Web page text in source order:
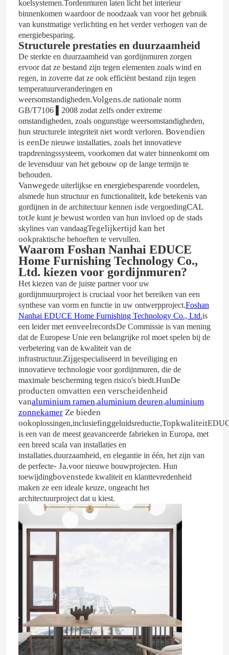
aluminiumdeur
aluminium venster
Zonnekamer van aluminium
gordijngevel
koelsystemen.Tordenmuren laten licht het interieur
binnenkomen waardoor de noodzaak van voor het gebruik
van kunstmatige verlichting en het verder verhogen van de
energiebesparing.
Structurele prestaties en duurzaamheid
De sterkte en duurzaamheid van gordijnmuren zorgen
ervoor dat ze bestand zijn tegen elementen zoals wind en
regen, in zoverre dat ze ook efficiënt bestand zijn tegen
temperatuurveranderingen en
weersomstandigheden.Volgens.de nationale norm
GB/T7106 ▌2008 zodat zelfs onder extreme
omstandigheden, zoals ongunstige weersomstandigheden,
hun structurele integriteit niet wordt verloren. Bovendien
is eenDe nieuwe installaties, zoals het innovatieve
trapdreningssysteem, voorkomen dat water binnenkomt om
de levensduur van het gebouw op de lange termijn te
behouden.
Vanwegede uiterlijkse en energiebesparende voordelen,
alsmede hun structuur en functionaliteit, kde betekenis van
gordijnen in de architectuur kennen isde vergoedingCAL
totJe kunt je bewust worden van hun invloed op de stads
skylines van vandaagTegelijkertijd kan het
ookpraktische behoeften te vervullen.
Waarom Foshan Nanhai EDUCE
Home Furnishing Technology Co.,
Ltd. kiezen voor gordijnmuren?
Het kiezen van de juiste partner voor uw
gordijnmuurproject is cruciaal voor het bereiken van een
synthese van vorm en functie in uw ontwerpproject.Foshan
Nanhai EDUCE Home Furnishing Technology Co., Ltd.is
een leider met eenveelrecordsDe Commissie is van mening
dat de Europese Unie een belangrijke rol moet spelen bij de
verbetering van de kwaliteit van de
infrastructuur.Zijgespecialiseerd in beveiliging en
innovatieve technologie voor gordijnmuren, die de
maximale bescherming tegen risico's biedt.HunDe
producten omvatten een verscheidenheid
vanaluminium ramen,aluminium deuren,aluminium
zonnekamer Ze bieden
ookoplossingen,inclusiefinggeluidsreductie,Topkwaliteit
is een van de meest geavanceerde fabrieken in Europa, met
een breed scala van installaties en
installaties.duurzaamheid, en elegantie in één, het zijn van
de perfecte- Ja.voor nieuwe bouwprojecten. Hun
toewijdingbovenstede kwaliteit en klanttevredenheid
maken ze een ideale keuze, ongeacht het
architectuurproject dat u kiest.